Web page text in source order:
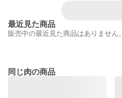
最近見た商品
販売中の最近見た商品はありません。
同じ肉の商品